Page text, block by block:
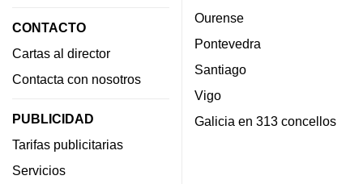
CONTACTO
Cartas al director
Contacta con nosotros
PUBLICIDAD
Tarifas publicitarias
Servicios
Ourense
Pontevedra
Santiago
Vigo
Galicia en 313 concellos